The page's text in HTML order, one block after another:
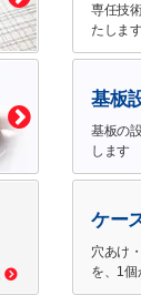
専任技
たしま
基板
基板の
します
ケー
穴あけ
を、1